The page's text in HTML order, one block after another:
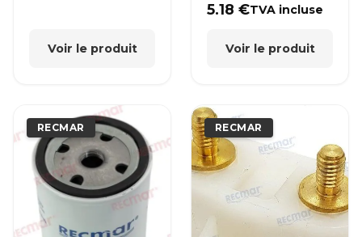
Voir le produit
5.18€TVA incluse
Voir le produit
RECMAR RECMAR